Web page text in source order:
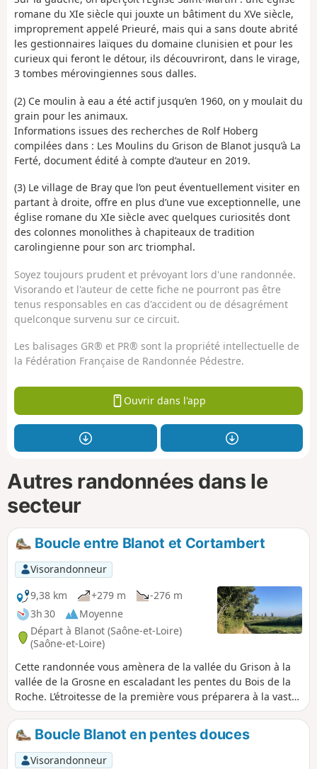
romane du XIe siècle qui jouxte un bâtiment du XVe siècle,
improprement appelé Prieuré, mais qui a sans doute abrité
les gestionnaires laïques du domaine clunisien et pour les
curieux qui feront le détour, ils découvriront, dans le virage,
3 tombes mérovingiennes sous dalles.
(2) Ce moulin à eau a été actif jusqu’en 1960, on y moulait du
grain pour les animaux.
Informations issues des recherches de Rolf Hoberg
compilées dans : Les Moulins du Grison de Blanot jusqu’à La
Ferté, document édité à compte d’auteur en 2019.
(3) Le village de Bray que l’on peut éventuellement visiter en
partant à droite, offre en plus d’une vue exceptionnelle, une
église romane du XIe siècle avec quelques curiosités dont
des colonnes monolithes à chapiteaux de tradition
carolingienne pour son arc triomphal.
Soyez toujours prudent et prévoyant lors d'une randonnée.
Visorando et l'auteur de cette fiche ne pourront pas être
tenus responsables en cas d'accident ou de désagrément
quelconque survenu sur ce circuit.
Les balisages GR® et PR® sont la propriété intellectuelle de
la Fédération Française de Randonnée Pédestre.
Ouvrir dans l'app
Autres randonnées dans le
secteur
Boucle entre Blanot et Cortambert
Visorandonneur
9,38 km
+279 m
-276 m
3h 30
Moyenne
Départ à Blanot (Saône-et-Loire)
(Saône-et-Loire)
Cette randonnée vous amènera de la vallée du Grison à la
vallée de la Grosne en escaladant les pentes du Bois de la
Roche. L’étroitesse de la première vous préparera à la vaste
étendue de la seconde. L’histoire accompagnera chacun de
vos pas, doyenné et châteaux ornant chacune de leurs
pentes.Boucle Blanot en pentes douces
Visorandonneur